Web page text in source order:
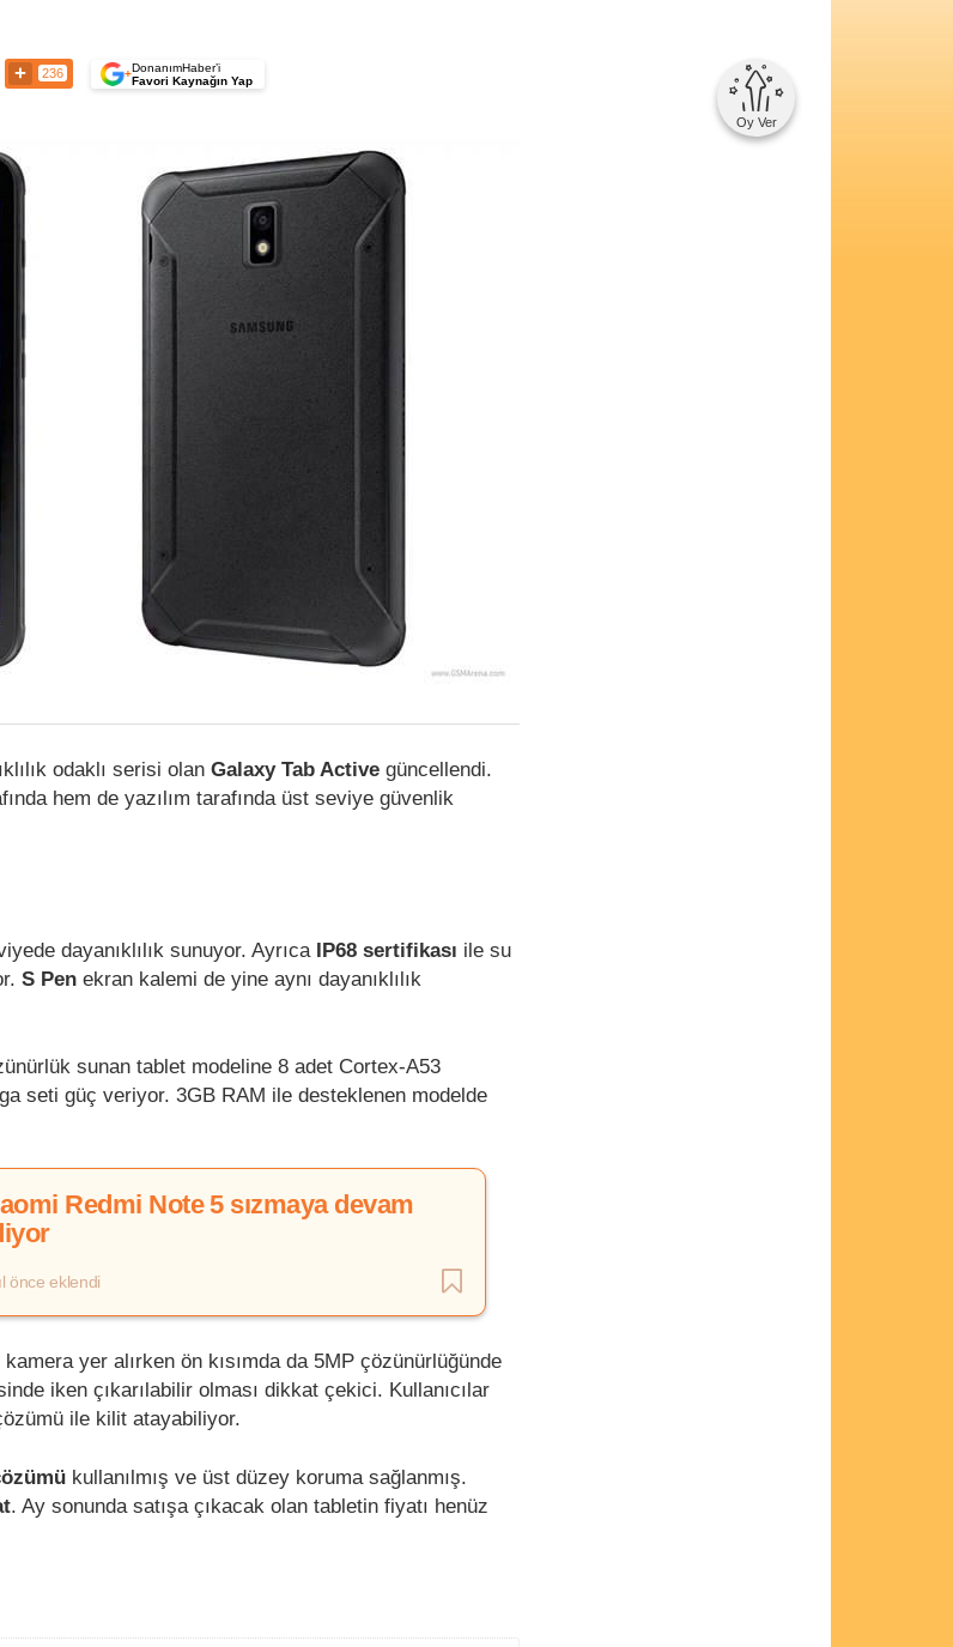
236 +DonanımHaber’i
Favori Kaynağın Yap
Oy Ver
odaklı serisi olan Galaxy Tab Active güncellendi.
hem de yazılım tarafında üst seviye güvenlik
dayanıklılık sunuyor. Ayrıca IP68 sertifikası ile su
S Pen ekran kalemi de yine aynı dayanıklılık
sunan tablet modeline 8 adet Cortex-A53
seti güç veriyor. 3GB RAM ile desteklenen modelde
Redmi Note 5 sızmaya devam
önce eklendi
yer alırken ön kısımda da 5MP çözünürlüğünde
iken çıkarılabilir olması dikkat çekici. Kullanıcılar
ile kilit atayabiliyor.
kullanılmış ve üst düzey koruma sağlanmış.
. Ay sonunda satışa çıkacak olan tabletin fiyatı henüz